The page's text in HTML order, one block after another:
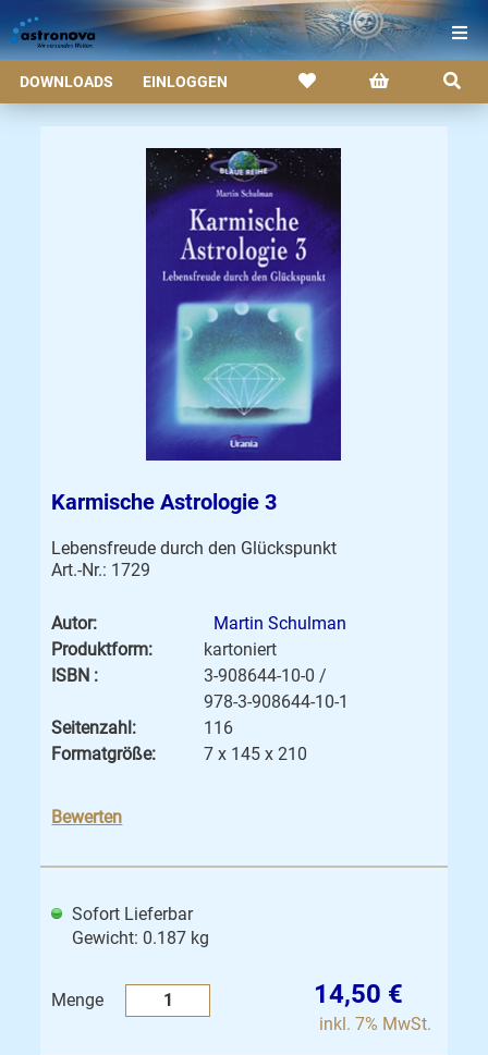
DOWNLOADS EINLOGGEN
Karmische Astrologie 3
Lebensfreude durch den Glückspunkt
Art.-Nr.: 1729
Autor:
Martin Schulman
Produktform:
kartoniert
ISBN :
3-908644-10-0 /
978-3-908644-10-1
Seitenzahl:
116
Formatgröße:
7 x 145 x 210
Bewerten
Menge 14,50 €
inkl. 7% MwSt.
Sofort Lieferbar
Gewicht: 0.187 kg